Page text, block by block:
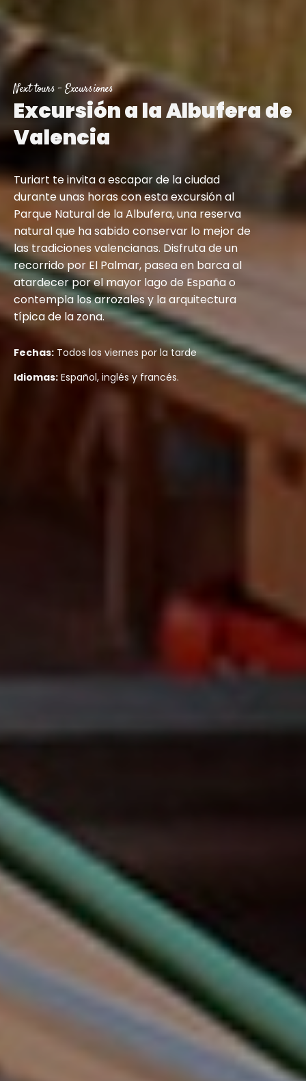
Next tours -Excursiones
Excursión a la Albufera de
Valencia
Turiart te invita a escapar de la ciudad
durante unas horas con esta excursión al
Parque Natural de la Albufera, una reserva
natural que ha sabido conservar lo mejor de
las tradiciones valencianas. Disfruta de un
recorrido por El Palmar, pasea en barca al
atardecer por el mayor lago de España o
contempla los arrozales y la arquitectura
típica de la zona.
Fechas: Todos los viernes por la tarde
Idiomas: Español, inglés y francés.